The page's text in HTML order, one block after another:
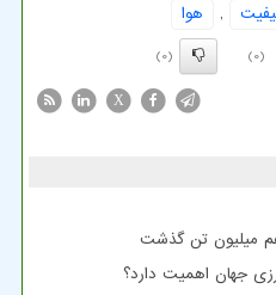
,
هوا
(0)
(0)
X
جهان اهمیت دارد؟